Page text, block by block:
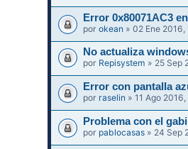
Error 0x80071AC3
porokean » 02 Ene 2016,
No actualiza
por Repisystem » 25 Sep
Error con pantalla
por raselin » 11 Ago
Problema con el
por pablocasas » 24 Sep